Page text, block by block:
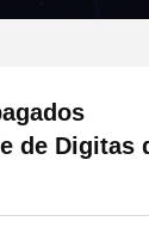
de Digitas